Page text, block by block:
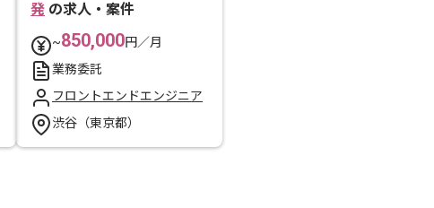
発 の求人・案件
~850,000円／月
業務委託
フロントエンドエンジニア
渋谷（東京都）